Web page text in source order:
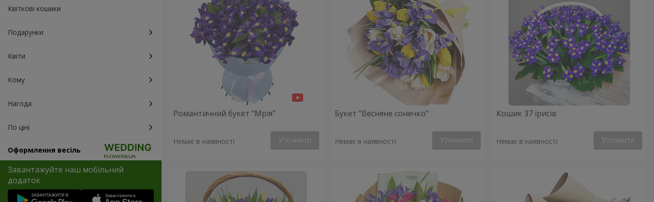
Квіткові кошики
Подарунки
Квіти
Кому
Нагода
По ціні
Оформлення весіль
Завантажуйте наш мобільний
додаток
Романтичний букет "Мрія"
Немає в наявності Уточнити
Букет "Весняне сонечко"
Немає в наявності Уточнити
Кошик 37 ірисів
Немає в наявності Уточнити